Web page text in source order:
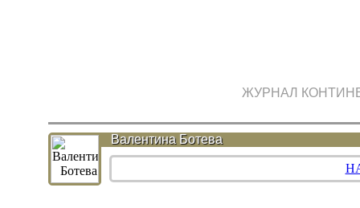
ЖУРНАЛ
Валентина Ботева